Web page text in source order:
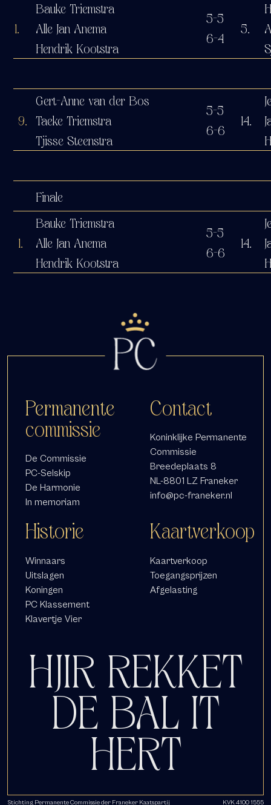
1.
Bauke Triemstra
Alle Jan Anema
Hendrik Kootstra
5-5
6-4
5.
9.
Gert-Anne van der Bos
Taeke Triemstra
Tjisse Steenstra
5-5
6-6
14.
Finale
1.
Bauke Triemstra
Alle Jan Anema
Hendrik Kootstra
5-5
6-6
14.
Contact
Koninklijke Permanente
Commissie
Breedeplaats 8
NL-8801 LZ Franeker
info@pc-franeker.nl
Permanente
commissie
De Commissie
PC-Selskip
De Harmonie
In memoriam
Historie
Winnaars
Uitslagen
Koningen
PC Klassement
Klavertje Vier
Kaartverkoop
Kaartverkoop
Toegangsprijzen
Afgelasting
HJIR REKKET
DE BAL IT
HERT
Stichting Permanente Commissie der Franeker Kaatspartij KVK 4100 1555